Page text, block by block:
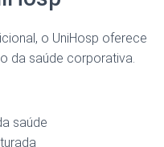
o UniHosp oferece
da saúde corporativa.
saúde